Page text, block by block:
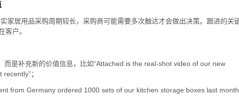
家居用品采购周期较长，采购商可能需要多次触达才会做出决策。跟进的关
客户。
是补充新的价值信息，比如“Attached is the real-shot video of our new
；
from Germany ordered 1000 sets of our kitchen storage boxes last month,